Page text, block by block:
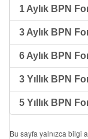
1 Aylık BPN
3 Aylık BPN
6 Aylık BPN
3 Yıllık BPN
5 Yıllık BPN
Bu sayfa yalnızca bilgi